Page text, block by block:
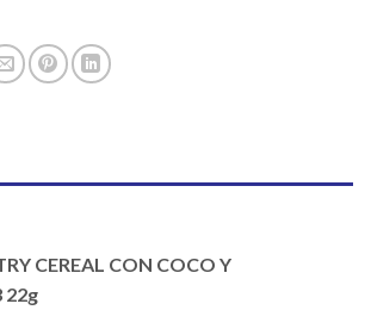
CEREAL CON COCO Y
22g